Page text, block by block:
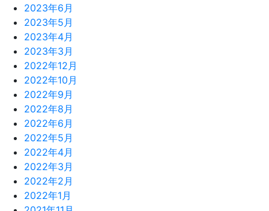
2023年6月
2023年5月
2023年4月
2023年3月
2022年12月
2022年10月
2022年9月
2022年8月
2022年6月
2022年5月
2022年4月
2022年3月
2022年2月
2022年1月